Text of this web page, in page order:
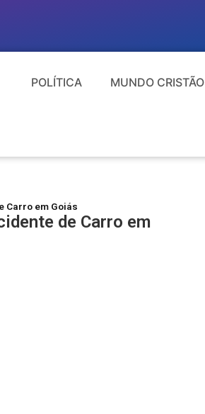
POLÍTICA MUNDO CRISTÃO
Carro em Goiás
de Carro em